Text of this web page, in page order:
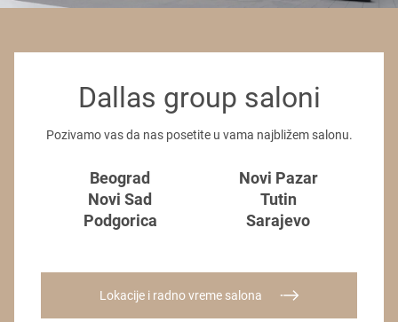
Dallas group saloni
Pozivamo vas da nas posetite u vama najbližem salonu.
Beograd
Novi Sad
Podgorica
Novi Pazar
Tutin
Sarajevo
Lokacije i radno vreme salona